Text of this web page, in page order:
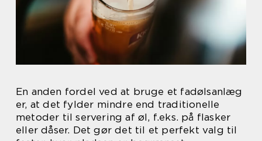
En anden fordel ved at bruge et fadølsanlæg
er, at det fylder mindre end traditionelle
metoder til servering af øl, f.eks. på flasker
eller dåser. Det gør det til et perfekt valg til